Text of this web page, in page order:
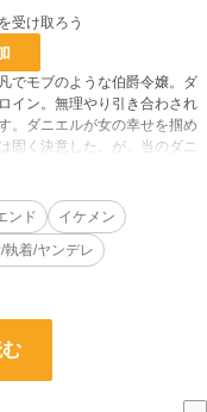
受け取ろう
でモブのような伯爵令嬢。ダ
イン。無理やり引き合わされ
。ダニエルが女の幸せを掴め
固く決意した。が、当のダニ
いを定めて……。女性なのに
のですか？
ンド
イケメン
執着/ヤンデレ